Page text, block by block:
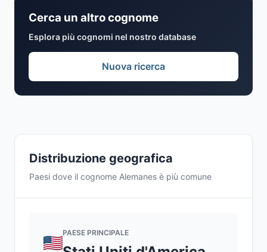
Distribuzione geografica
Paesi dove il cognome Alemanes è più comune
PAESE PRINCIPALE
Cerca un altro cognome
Esplora più cognomi nel nostro database
Nuova ricerca